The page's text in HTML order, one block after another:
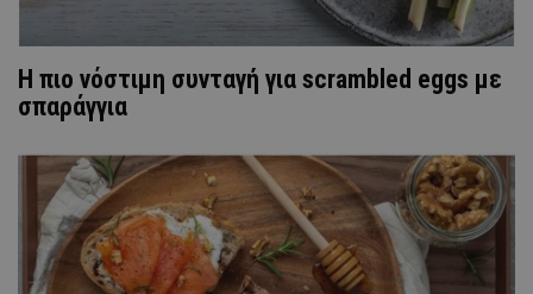
Η πιο νόστιμη συνταγή για scrambled eggs με
σπαράγγια